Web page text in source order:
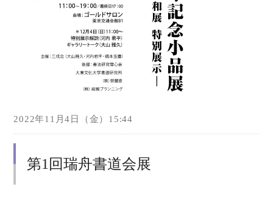
2022年11月4日（金）15:44
第1回瑞舟書道会展